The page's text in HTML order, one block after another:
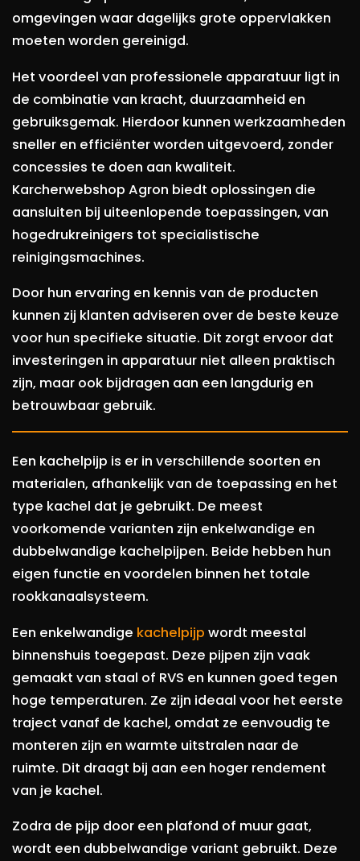
omgevingen waar dagelijks grote oppervlakken
moeten worden gereinigd.
Het voordeel van professionele apparatuur ligt in
de combinatie van kracht, duurzaamheid en
gebruiksgemak. Hierdoor kunnen werkzaamheden
sneller en efficiënter worden uitgevoerd, zonder
concessies te doen aan kwaliteit.
Karcherwebshop Agron biedt oplossingen die
aansluiten bij uiteenlopende toepassingen, van
hogedrukreinigers tot specialistische
reinigingsmachines.
Door hun ervaring en kennis van de producten
kunnen zij klanten adviseren over de beste keuze
voor hun specifieke situatie. Dit zorgt ervoor dat
investeringen in apparatuur niet alleen praktisch
zijn, maar ook bijdragen aan een langdurig en
betrouwbaar gebruik.
Een kachelpijp is er in verschillende soorten en
materialen, afhankelijk van de toepassing en het
type kachel dat je gebruikt. De meest
voorkomende varianten zijn enkelwandige en
dubbelwandige kachelpijpen. Beide hebben hun
eigen functie en voordelen binnen het totale
rookkanaalsysteem.
Een enkelwandige kachelpijp wordt meestal
binnenshuis toegepast. Deze pijpen zijn vaak
gemaakt van staal of RVS en kunnen goed tegen
hoge temperaturen. Ze zijn ideaal voor het eerste
traject vanaf de kachel, omdat ze eenvoudig te
monteren zijn en warmte uitstralen naar de
ruimte. Dit draagt bij aan een hoger rendement
van je kachel.
Zodra de pijp door een plafond of muur gaat,
wordt een dubbelwandige variant gebruikt. Deze